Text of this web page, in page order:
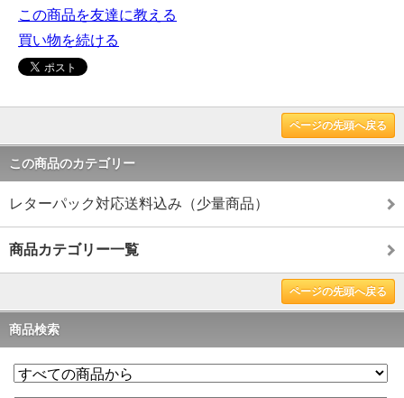
この商品を友達に教える
買い物を続ける
ページの先頭へ戻る
この商品のカテゴリー
レターパック対応送料込み（少量商品）
商品カテゴリー一覧
ページの先頭へ戻る
商品検索